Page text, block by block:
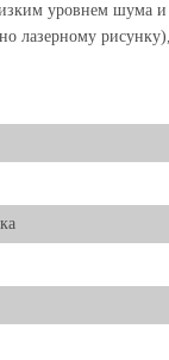
уровнем шума
лазерному